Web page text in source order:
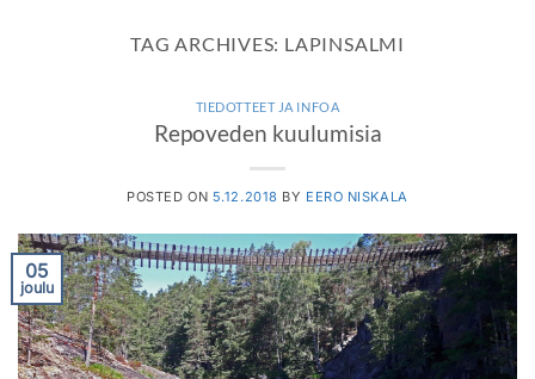
TAG ARCHIVES: LAPINSALMI
TIEDOTTEET JA INFOA
Repoveden kuulumisia
POSTED ON 5.12.2018 BY EERO NISKALA
05
joulu